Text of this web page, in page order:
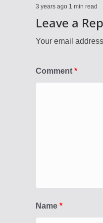
3 years ago 1 min read
Leave a
Your email
Comment *
Name *